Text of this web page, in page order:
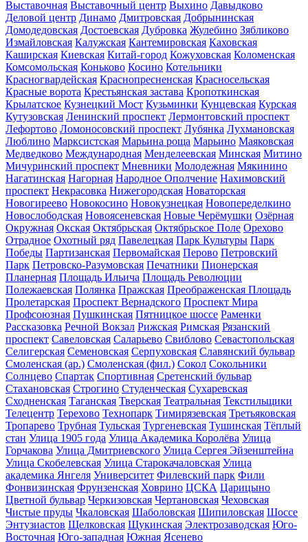
Выставочная Выставочный центр Выхино Давыдково
Деловой центр Динамо Дмитровская Добрынинская
Домодедовская Достоевская Дубровка Жулебино Зябликово
Измайловская Калужская Кантемировская Каховская
Каширская Киевская Китай-город Кожуховская Коломенская
Комсомольская Коньково Косино Котельники
Красногвардейская Краснопресненская Красносельская
Красные ворота Крестьянская застава Кропоткинская
Крылатское Кузнецкий Мост Кузьминки Кунцевская Курская
Кутузовская Ленинский проспект Лермонтовский проспект
Лефортово Ломоносовский проспект Лубянка Лухмановская
Люблино Марксистская Марьина роща Марьино Маяковская
Медведково Международная Менделеевская Минская Митино
Мичуринский проспект Мневники Молодежная Мякинино
Нагатинская Нагорная Народное Ополчение Нахимовский
проспект Некрасовка Нижегородская Новаторская
Новогиреево Новокосино Новокузнецкая Новопеределкино
Новослободская Новоясеневская Новые Черёмушки Озёрная
Окружная Окская Октябрьская Октябрьское Поле Орехово
Отрадное Охотный ряд Павелецкая Парк Культуры Парк
Победы Партизанская Первомайская Перово Петровский
Парк Петровско-Разумовская Печатники Пионерская
Планерная Площадь Ильича Площадь Революции
Полежаевская Полянка Пражская Преображенская Площадь
Пролетарская Проспект Вернадского Проспект Мира
Профсоюзная Пушкинская Пятницкое шоссе Раменки
Рассказовка Речной Вокзал Рижская Римская Рязанский
проспект Савеловская Саларьево Свиблово Севастопольская
Селигерская Семеновская Серпуховская Славянский бульвар
Смоленская (ар.) Смоленская (фил.) Сокол Сокольники
Солнцево Спартак Спортивная Сретенский бульвар
Стахановская Строгино Студенческая Сухаревская
Сходненская Таганская Тверская Театральная Текстильщики
Телецентр Терехово Технопарк Тимирязевская Третьяковская
Тропарево Трубная Тульская Тургеневская Тушинская Тёплый
стан Улица 1905 года Улица Академика Королёва Улица
Горчакова Улица Дмитриевского Улица Сергея Эйзенштейна
Улица Скобелевская Улица Старокачаловская Улица
академика Янгеля Университет Филевский парк Фили
Фонвизинская Фрунзенская Ховрино ЦСКА Царицыно
Цветной бульвар Черкизовская Чертановская Чеховская
Чистые пруды Чкаловская Шаболовская Шипиловская Шоссе
Энтузиастов Щелковская Щукинская Электрозаводская Юго-
Восточная Юго-западная Южная Ясенево